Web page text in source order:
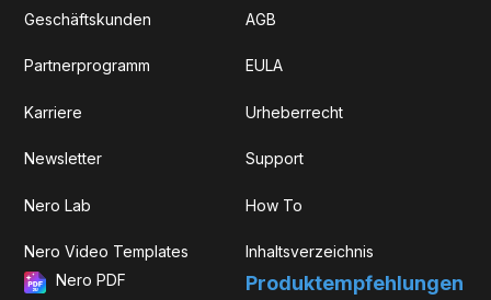
Geschäftskunden
Partnerprogramm
Karriere
Newsletter
Nero Lab
Nero Video Templates
AGB
EULA
Urheberrecht
Support
How To
Inhaltsverzeichnis
Nero PDF
Produkt­­empfehlungen